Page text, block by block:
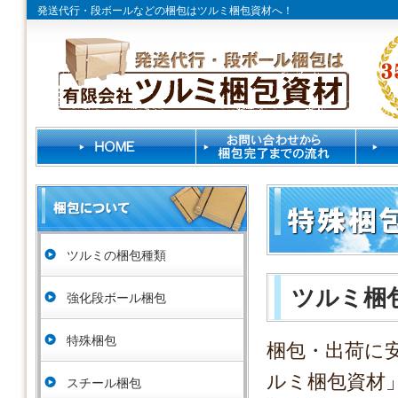
発送代行・段ボールなどの梱包はツルミ梱包資材へ！
ツルミ梱
梱包・出荷に
ルミ梱包資材
ツルミの梱包種類
強化段ボール梱包
特殊梱包
スチール梱包